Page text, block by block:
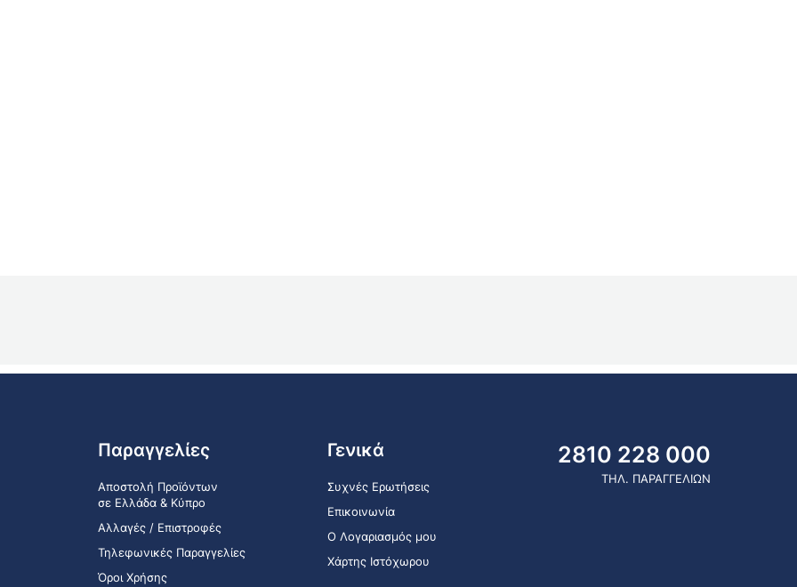
Παραγγελίες
Αποστολή Προϊόντων
σε Ελλάδα & Κύπρο
Αλλαγές / Επιστροφές
Τηλεφωνικές Παραγγελίες
Όροι Χρήσης
Γενικά
Συχνές Ερωτήσεις
Επικοινωνία
Ο Λογαριασμός μου
Χάρτης Ιστόχωρου
2810 228 000
ΤΗΛ. ΠΑΡΑΓΓΕΛΙΩΝ